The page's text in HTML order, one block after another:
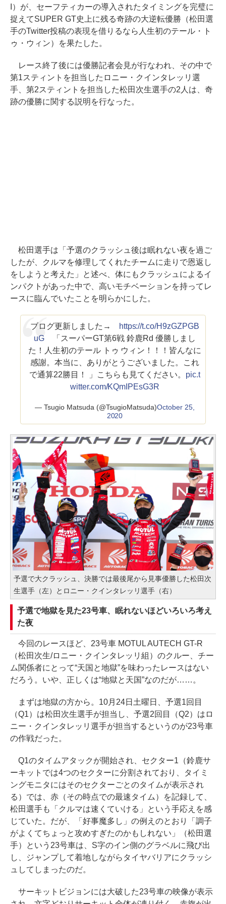
I）が、セーフティカーの導入されたタイミングを完璧に
捉えてSUPER GT史上に残る奇跡の大逆転優勝（松田選
手のTwitter投稿の表現を借りるなら人生初のテール・ト
ゥ・ウィン）を果たした。
レース終了後には優勝記者会見が行なわれ、その中で
第1スティントを担当したロニー・クインタレッリ選
手、第2スティントを担当した松田次生選手の2人は、奇
跡の優勝に関する説明を行なった。
松田選手は「予選のクラッシュ後は眠れない夜を過ご
したが、クルマを修理してくれたチームに走りで恩返し
をしようと考えた」と述べ、体にもクラッシュによるイ
ンパクトがあった中で、高いモチベーションを持ってレ
ースに臨んでいたことを明らかにした。
ブログ更新しました→
https://t.co/H9zGZPGB
uG 「スーパーGT第6戦 鈴鹿Rd 優勝しまし
た！人生初のテール トゥ ウィン！！！皆んなに
感謝。本当に、ありがとうございました。これ
で通算22勝目！ 」こちらも見てください。 pic.t
witter.com/KQmIPEsG3R
— Tsugio Matsuda (@TsugioMatsuda)October 25,
2020
予選で大クラッシュ、決勝では最後尾から見事優勝した松田次
生選手（左）とロニー・クインタレッリ選手（右）
予選で地獄を見た23号車、眠れないほどいろいろ考え
た夜
今回のレースほど、23号車 MOTUL AUTECH GT-R
（松田次生/ロニー・クインタレッリ組）のクルー、チー
ム関係者にとって“天国と地獄”を味わったレースはない
だろう。いや、正しくは“地獄と天国”なのだが……。
まずは地獄の方から。10月24日土曜日、予選1回目
（Q1）は松田次生選手が担当し、予選2回目（Q2）はロ
ニー・クインタレッリ選手が担当するというのが23号車
の作戦だった。
Q1のタイムアタックが開始され、セクター1（鈴鹿サ
ーキットでは4つのセクターに分割されており、タイミ
ングモニタにはそのセクターごとのタイムが表示され
る）では、赤（その時点での最速タイム）を記録して、
松田選手も「クルマは速くていける」という手応えを感
じていた。だが、「好事魔多し」の例えのとおり「調子
がよくてちょっと攻めすぎたのかもしれない」（松田選
手）という23号車は、S字のイン側のグラベルに飛び出
し、ジャンプして着地しながらタイヤバリアにクラッシ
ュしてしまったのだ。
サーキットビジョンには大破した23号車の映像が表示